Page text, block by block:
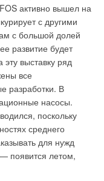
активно вышел на
с другими
с большой долей
развитие будет
выставку ряд
все
разработки. В
насосы.
поскольку
среднего
для нужд
появится летом,
арматуры с
пластическими
развернуто
высокоплотном
применения
г. Co.E.S.
составных
Pressfitting.
трубы
гибкими, крепкими,
рынка и
Размер В
как можно
приборов.
кассетные
стандартной
не существует
уже сейчас легко
самых маленьких из
бы к
что